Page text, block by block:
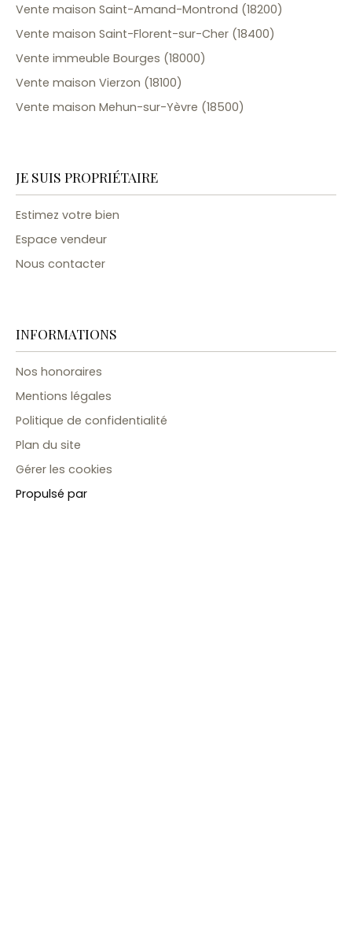
Vente maison Saint-Amand-Montrond (18200)
Vente maison Saint-Florent-sur-Cher (18400)
Vente immeuble Bourges (18000)
Vente maison Vierzon (18100)
Vente maison Mehun-sur-Yèvre (18500)
JE SUIS PROPRIÉTAIRE
Estimez votre bien
Espace vendeur
Nous contacter
INFORMATIONS
Nos honoraires
Mentions légales
Politique de confidentialité
Plan du site
Gérer les cookies
Propulsé par